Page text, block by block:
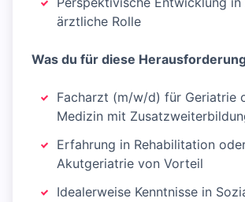
ärztliche Rolle
Was du für diese
Facharzt (m/w/d) für Geriatrie
Medizin mit
Erfahrung in Rehabilitation
Akutgeriatrie von Vorteil
Idealerweise Kenntnisse in